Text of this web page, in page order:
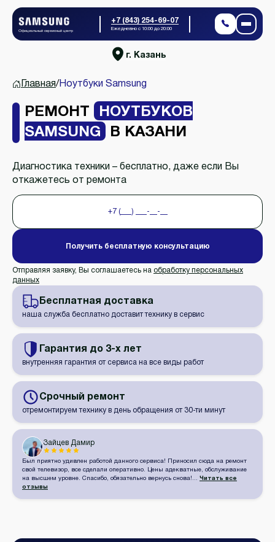
Официальный сервисный центр
+7 (843) 254-69-07
Ежедневно с 10:00 до 20:00
г. Казань
Главная/ Ноутбуки Samsung
РЕМОНТ
НОУТБУКОВ
SAMSUNG
В КАЗАНИ
Диагностика техники – бесплатно, даже если Вы
откажетесь от ремонта
Получить бесплатную консультацию
Отправляя заявку, Вы соглашаетесь на обработку персональных
данных
Бесплатная доставка
наша служба бесплатно доставит технику в сервис
Гарантия до 3-х лет
внутренняя гарантия от сервиса на все виды работ
Срочный ремонт
отремонтируем технику в день обращения от 30-ти минут
Зайцев Дамир
Был приятно удивлен работой данного сервиса! Приносил сюда на ремонт
свой телевизор, все сделали оперативно. Цены адекватные, обслуживание
на высшем уровне. Спасибо, обязательно вернусь снова!... Читать все
отзывы